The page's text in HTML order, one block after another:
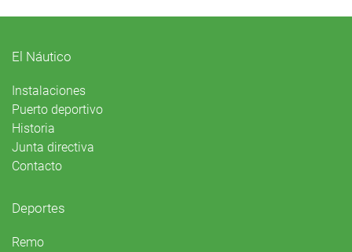
El Náutico
Instalaciones
Puerto deportivo
Historia
Junta directiva
Contacto
Deportes
Remo